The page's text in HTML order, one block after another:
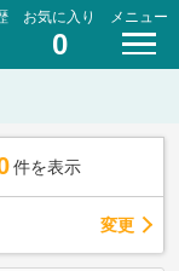
お気に入り
0
メニュー
件を表示
変更